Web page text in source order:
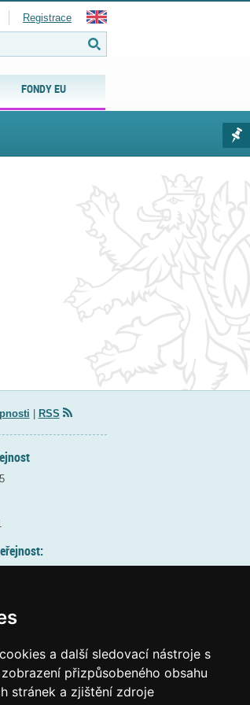
a další sledovací nástroje s
přizpůsobeného obsahu
stránek a zjištění zdroje
FONDY EU
Registrace
RSS
cz